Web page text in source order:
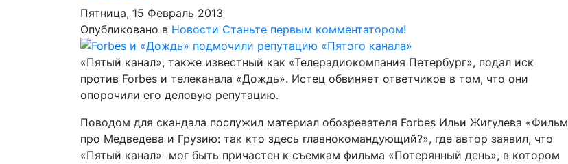
Пятница, 15 Февраль 2013
Опубликовано в Новости Станьте первым комментатором!
«Пятый канал», также известный как «Телерадиокомпания Петербург», подал иск
против Forbes и телеканала «Дождь». Истец обвиняет ответчиков в том, что они
опорочили его деловую репутацию.
Поводом для скандала послужил материал обозревателя Forbes Ильи Жигулева «Фильм
про Медведева и Грузию: так кто здесь главнокомандующий?», где автор заявил, что
«Пятый канал» мог быть причастен к съемкам фильма «Потерянный день», в котором